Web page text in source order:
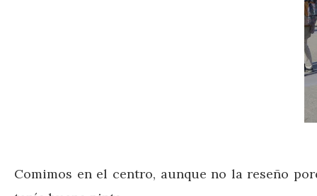
Comimos en el centro, aunque no la reseño